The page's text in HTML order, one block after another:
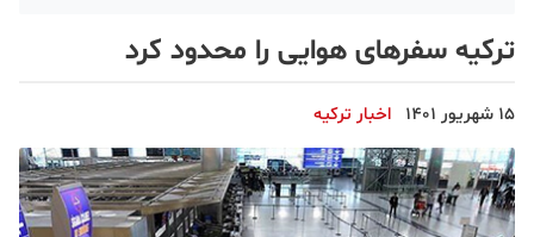
دانستنی
دکوراسیون
قبرس
ترکیه سفرهای هوایی را محدود کرد
15 شهریور 1401 اخبار ترکیه